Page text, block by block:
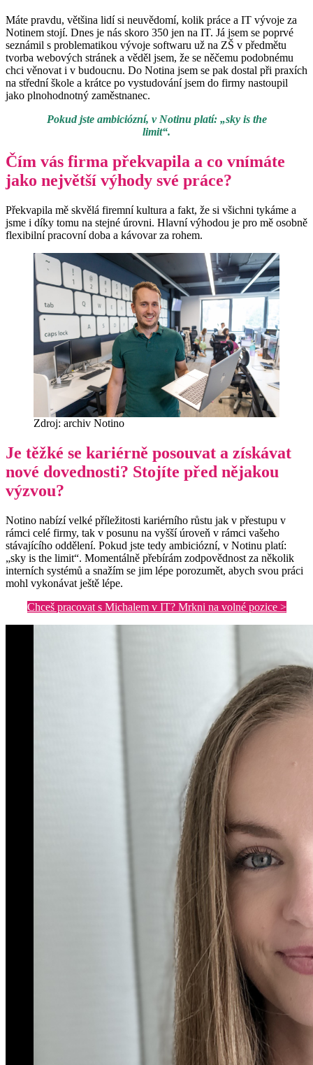
Máte pravdu, většina lidí si neuvědomí, kolik práce a IT vývoje za
Notinem stojí. Dnes je nás skoro 350 jen na IT. Já jsem se poprvé
seznámil s problematikou vývoje softwaru už na ZŠ v předmětu
tvorba webových stránek a věděl jsem, že se něčemu podobnému
chci věnovat i v budoucnu. Do Notina jsem se pak dostal při praxích
na střední škole a krátce po vystudování jsem do firmy nastoupil
jako plnohodnotný zaměstnanec.
Pokud jste ambiciózní, v Notinu platí: „sky is the
limit“.
Čím vás firma překvapila a co vnímáte
jako největší výhody své práce?
Překvapila mě skvělá firemní kultura a fakt, že si všichni tykáme a
jsme i díky tomu na stejné úrovni. Hlavní výhodou je pro mě osobně
flexibilní pracovní doba a kávovar za rohem.
Zdroj: archiv Notino
Je těžké se kariérně posouvat a získávat
nové dovednosti? Stojíte před nějakou
výzvou?
Notino nabízí velké příležitosti kariérního růstu jak v přestupu v
rámci celé firmy, tak v posunu na vyšší úroveň v rámci vašeho
stávajícího oddělení. Pokud jste tedy ambiciózní, v Notinu platí:
„sky is the limit“. Momentálně přebírám zodpovědnost za několik
interních systémů a snažím se jim lépe porozumět, abych svou práci
mohl vykonávat ještě lépe.
Chceš pracovat s Michalem v IT? Mrkni na volné pozice >